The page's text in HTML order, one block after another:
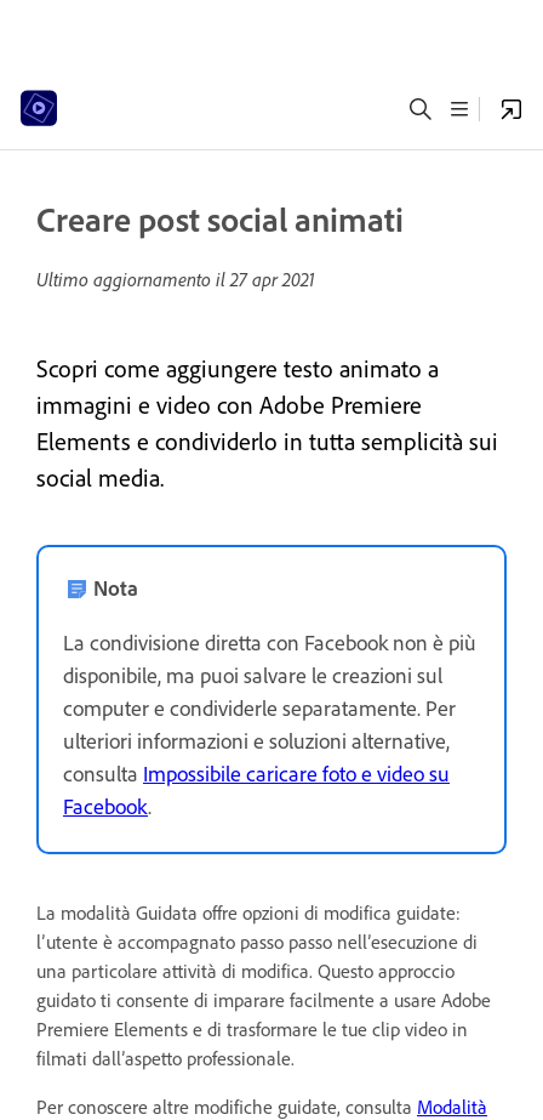
Creare post social animati
Ultimo aggiornamento il27 apr 2021
Scopri come aggiungere testo animato a
immagini e video con Adobe Premiere
Elements e condividerlo in tutta semplicità sui
social media.
Nota
La condivisione diretta con Facebook non è più
disponibile, ma puoi salvare le creazioni sul
computer e condividerle separatamente. Per
ulteriori informazioni e soluzioni alternative,
consulta Impossibile caricare foto e video su
Facebook.
La modalità Guidata offre opzioni di modifica guidate:
l’utente è accompagnato passo passo nell’esecuzione di
una particolare attività di modifica. Questo approccio
guidato ti consente di imparare facilmente a usare Adobe
Premiere Elements e di trasformare le tue clip video in
filmati dall’aspetto professionale.
Per conoscere altre modifiche guidate, consulta Modalità